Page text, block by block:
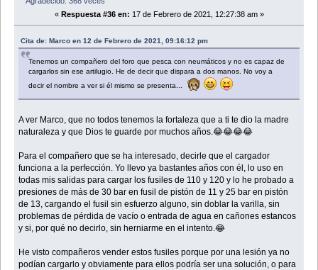
« Respuesta #36 en: 17 de Febrero de 2021, 12:27:38 am »
Cita de: Marco en 12 de Febrero de 2021, 09:16:12 pm
Tenemos un compañero del foro que pesca con neumáticos y no es capaz de
cargarlos sin ese artilugio. He de decir que dispara a dos manos. No voy a
decir el nombre a ver si él mismo se presenta...
A ver Marco, que no todos tenemos la fortaleza que a ti te dio la madre
naturaleza y que Dios te guarde por muchos años.😂😂😂😂
Para el compañero que se ha interesado, decirle que el cargador
funciona a la perfección. Yo llevo ya bastantes años con él, lo uso en
todas mis salidas para cargar los fusiles de 110 y 120 y lo he probado a
presiones de más de 30 bar en fusil de pistón de 11 y 25 bar en pistón
de 13, cargando el fusil sin esfuerzo alguno, sin doblar la varilla, sin
problemas de pérdida de vacío o entrada de agua en cañones estancos
y si, por qué no decirlo, sin herniarme en el intento.😂
He visto compañeros vender estos fusiles porque por una lesión ya no
podían cargarlo y obviamente para ellos podría ser una solución, o para